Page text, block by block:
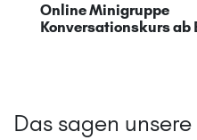
Online Minigruppe
Konversationskurs ab
Das sagen